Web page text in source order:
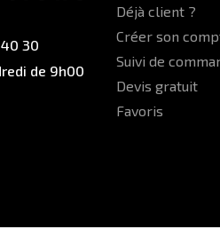
40 30
de 9h00
Déjà client ?
Créer son
Suivi de
Devis gratuit
Favoris